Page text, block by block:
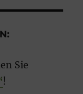
Sie
!